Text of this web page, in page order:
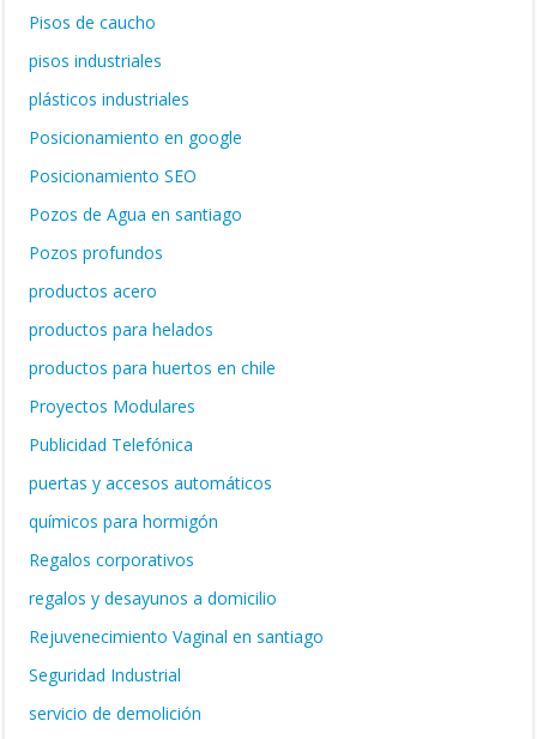
Pisos de caucho
pisos industriales
plásticos industriales
Posicionamiento en google
Posicionamiento SEO
Pozos de Agua en santiago
Pozos profundos
productos acero
productos para helados
productos para huertos en chile
Proyectos Modulares
Publicidad Telefónica
puertas y accesos automáticos
químicos para hormigón
Regalos corporativos
regalos y desayunos a domicilio
Rejuvenecimiento Vaginal en santiago
Seguridad Industrial
servicio de demolición